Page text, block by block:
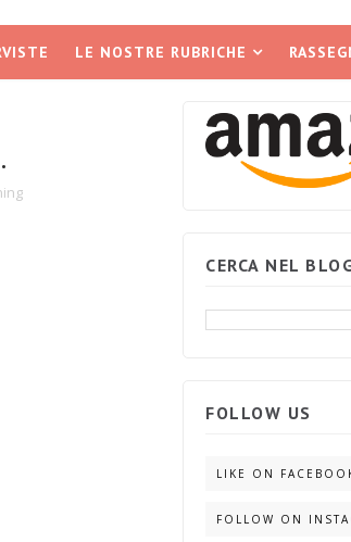
LE NOSTRE RUBRICHE
CERCA NEL
FOLLOW US
LIKE ON
FOLLOW ON